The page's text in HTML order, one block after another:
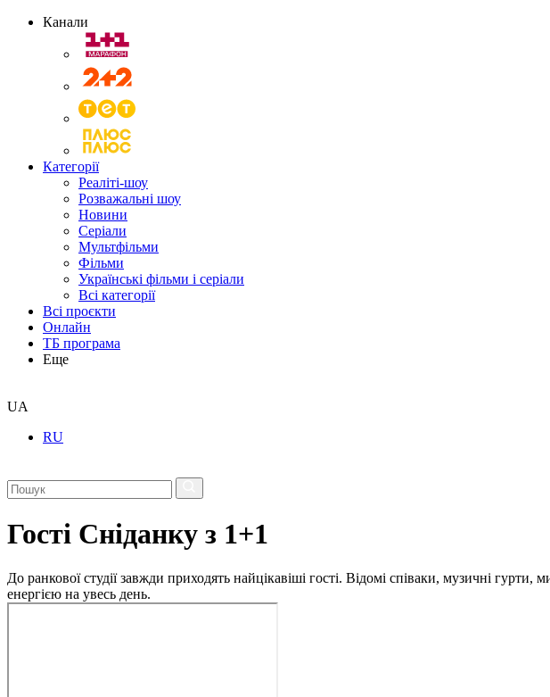
Канали
Категорії
Реаліті-шоу
Розважальні шоу
Новини
Серіали
Мультфільми
Фільми
Українські фільми і серіали
Всі категорії
Всі проєкти
Онлайн
ТБ програма
Еще
UA
RU
Гості Сніданку з 1+1
До ранкової студії завжди приходять найцікавіші гості. Відомі співаки, музичні
енергією на увесь день.